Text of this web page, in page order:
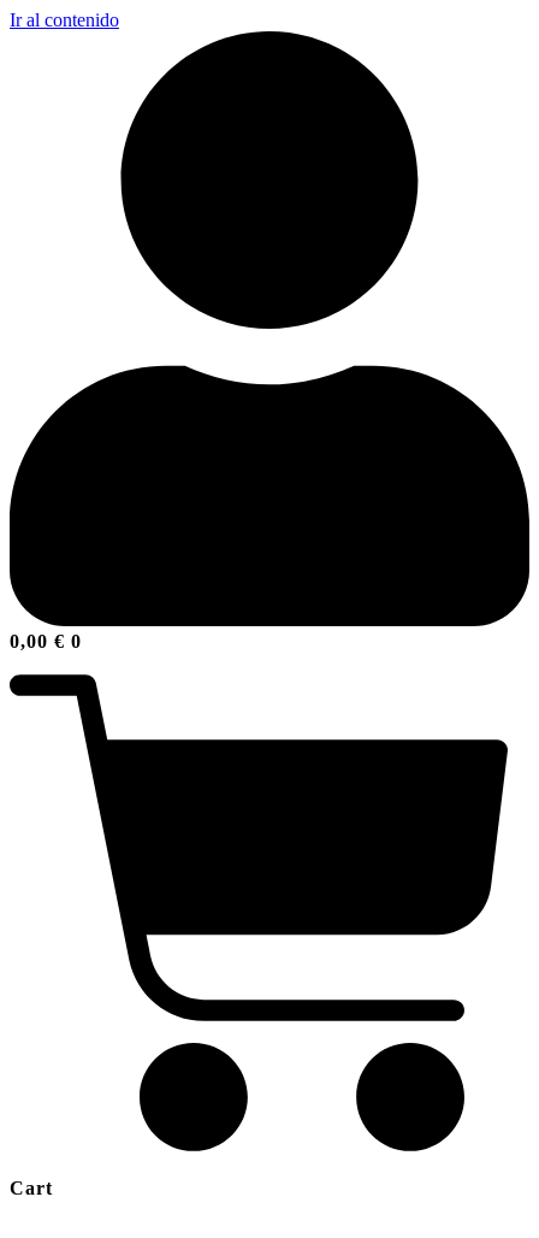
Ir al contenido
0,00 € 0
Cart